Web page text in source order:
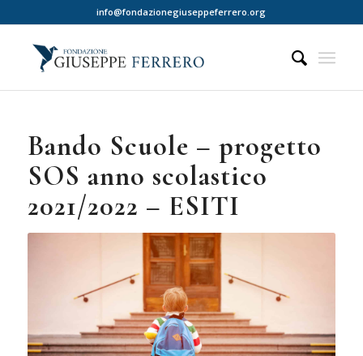
info@fondazionegiuseppeferrero.org
Bando Scuole – progetto
SOS anno scolastico
2021/2022 – ESITI